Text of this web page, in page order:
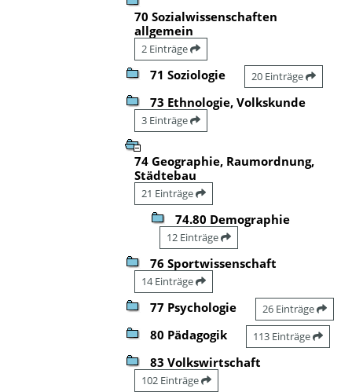
70 Sozialwissenschaften
allgemein
2 Einträge
71 Soziologie 20 Einträge
73 Ethnologie, Volkskunde
3 Einträge
74 Geographie, Raumordnung,
Städtebau
21 Einträge
74.80 Demographie
12 Einträge
76 Sportwissenschaft
14 Einträge
77 Psychologie 26 Einträge
80 Pädagogik 113 Einträge
83 Volkswirtschaft
102 Einträge